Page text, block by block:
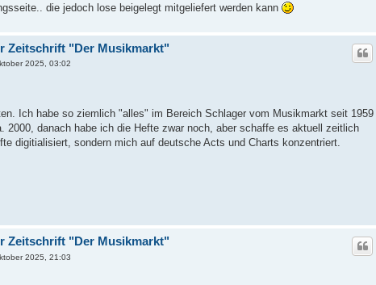
die jedoch lose beigelegt mitgeliefert werden kann
Zeitschrift "Der Musikmarkt"
2025, 03:02
Ich habe so ziemlich "alles" im Bereich Schlager vom Musikmarkt seit 1959
2000, danach habe ich die Hefte zwar noch, aber schaffe es aktuell zeitlich
digitialisiert, sondern mich auf deutsche Acts und Charts konzentriert.
Zeitschrift "Der Musikmarkt"
2025, 21:03